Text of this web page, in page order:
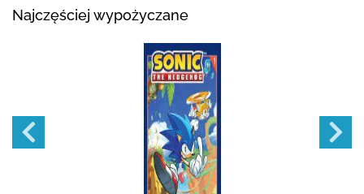
Najczęściej wypożyczane